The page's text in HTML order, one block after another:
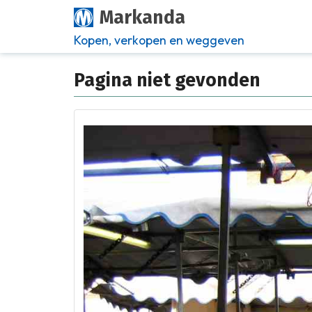
Markanda
Kopen, verkopen en weggeven
Pagina niet gevonden